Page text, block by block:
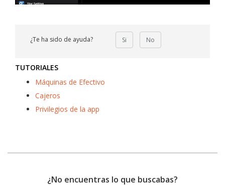
¿Te ha sido de ayuda? Si No
TUTORIALES
Máquinas de Efectivo
Cajeros
Privilegios de la app
¿No encuentras lo que buscabas?